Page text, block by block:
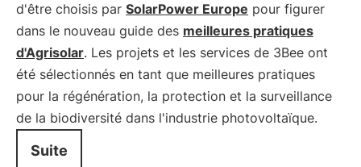
d'être choisis par SolarPower Europe pour figurer
dans le nouveau guide des meilleures pratiques
d'Agrisolar. Les projets et les services de 3Bee ont
été sélectionnés en tant que meilleures pratiques
pour la régénération, la protection et la surveillance
de la biodiversité dans l'industrie photovoltaïque.
Suite